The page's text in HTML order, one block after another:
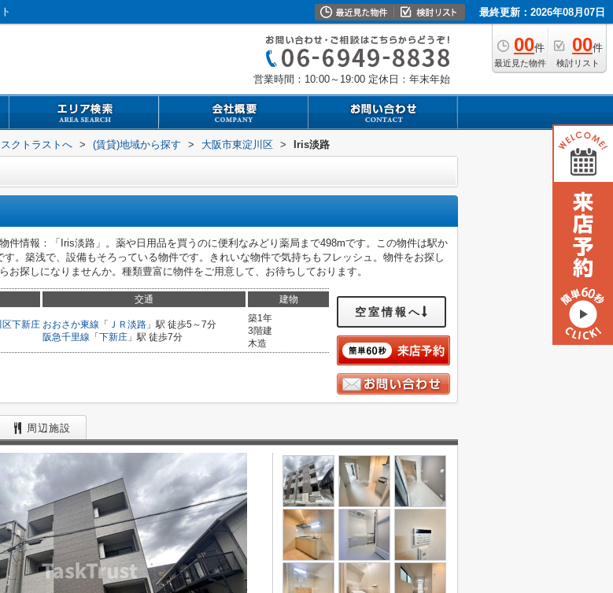
最終更新：2026年08月07日
00件
最近見た物件
00件
検討リスト
営業時間：10:00～19:00 定休日：年末年始
クトラストへ > (賃貸)地域から探す > 大阪市東淀川区 > Iris淡路
件情報：「Iris淡路」。薬や日用品を買うのに便利なみどり薬局まで498mです。この物件は駅か
す。築浅で、設備もそろっている物件です。きれいな物件で気持ちもフレッシュ。物件をお探し
お探しになりませんか。種類豊富に物件をご用意して、お待ちしております。
交通 建物
区下新庄 おおさか東線 「 ＪＲ淡路 」駅 徒歩5～7分
阪急千里線 「 下新庄 」駅 徒歩7分
築1年
3階建
木造
空室情報へ
周辺施設